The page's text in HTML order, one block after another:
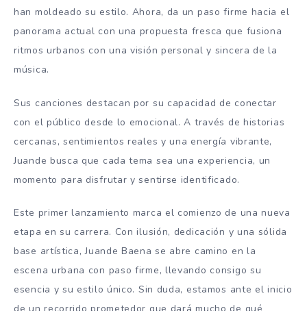
han moldeado su estilo. Ahora, da un paso firme hacia el
panorama actual con una propuesta fresca que fusiona
ritmos urbanos con una visión personal y sincera de la
música.
Sus canciones destacan por su capacidad de conectar
con el público desde lo emocional. A través de historias
cercanas, sentimientos reales y una energía vibrante,
Juande busca que cada tema sea una experiencia, un
momento para disfrutar y sentirse identificado.
Este primer lanzamiento marca el comienzo de una nueva
etapa en su carrera. Con ilusión, dedicación y una sólida
base artística, Juande Baena se abre camino en la
escena urbana con paso firme, llevando consigo su
esencia y su estilo único. Sin duda, estamos ante el inicio